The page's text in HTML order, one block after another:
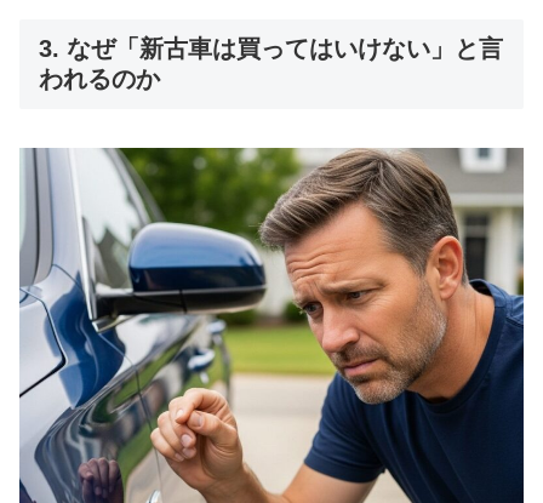
3. なぜ「新古車は買ってはいけない」と言
われるのか